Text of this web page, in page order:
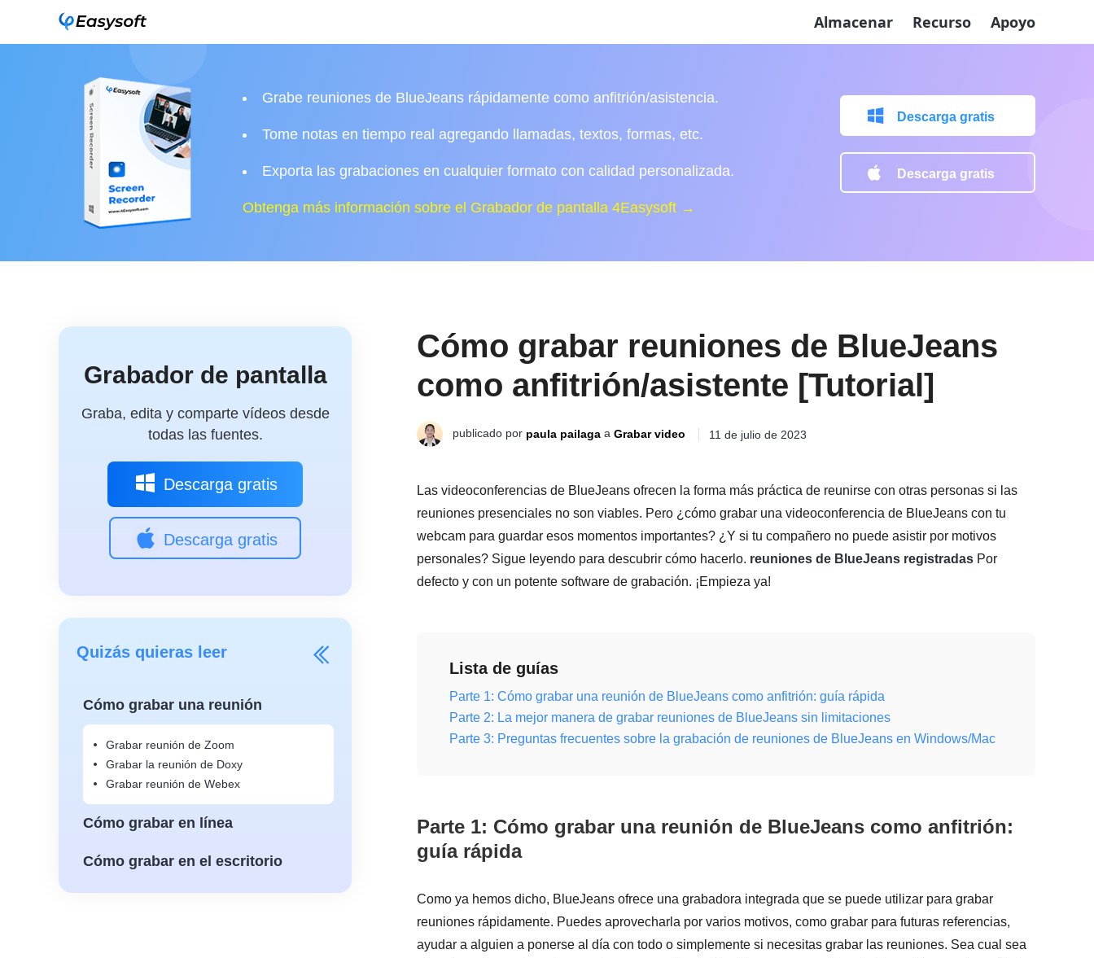
Almacenar Recurso Apoyo
Grabe reuniones de BlueJeans rápidamente como anfitrión/asistencia.
Tome notas en tiempo real agregando llamadas, textos, formas, etc.
Exporta las grabaciones en cualquier formato con calidad personalizada.
Obtenga más información sobre el Grabador de pantalla 4Easysoft →
Descarga gratis
Descarga gratis
Grabador de pantalla
Graba, edita y comparte vídeos desde
todas las fuentes.
Descarga gratis
Descarga gratis
Quizás quieras leer
Cómo grabar una reunión
Grabar reunión de Zoom
Grabar la reunión de Doxy
Grabar reunión de Webex
Cómo grabar en línea
Cómo grabar en el escritorio
Cómo grabar reuniones de BlueJeans
como anfitrión/asistente [Tutorial]
publicado por paula pailaga a Grabar video 11 de julio de 2023
Las videoconferencias de BlueJeans ofrecen la forma más práctica de reunirse con otras personas si las
reuniones presenciales no son viables. Pero ¿cómo grabar una videoconferencia de BlueJeans con tu
webcam para guardar esos momentos importantes? ¿Y si tu compañero no puede asistir por motivos
personales? Sigue leyendo para descubrir cómo hacerlo. reuniones de BlueJeans registradas Por
defecto y con un potente software de grabación. ¡Empieza ya!
Lista de guías
Parte 1: Cómo grabar una reunión de BlueJeans como anfitrión: guía rápida
Parte 2: La mejor manera de grabar reuniones de BlueJeans sin limitaciones
Parte 3: Preguntas frecuentes sobre la grabación de reuniones de BlueJeans en Windows/Mac
Parte 1: Cómo grabar una reunión de BlueJeans como anfitrión:
guía rápida
Como ya hemos dicho, BlueJeans ofrece una grabadora integrada que se puede utilizar para grabar
reuniones rápidamente. Puedes aprovecharla por varios motivos, como grabar para futuras referencias,
ayudar a alguien a ponerse al día con todo o simplemente si necesitas grabar las reuniones. Sea cual sea